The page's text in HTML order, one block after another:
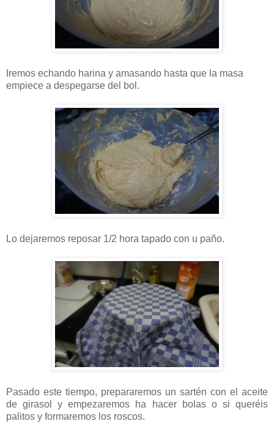
Iremos echando harina y amasando hasta que la masa
empiece a despegarse del bol.
Lo dejaremos reposar 1/2 hora tapado con u paño.
Pasado este tiempo, prepararemos un sartén con el aceite
de girasol y empezaremos ha hacer bolas o si queréis
palitos y formaremos los roscos.